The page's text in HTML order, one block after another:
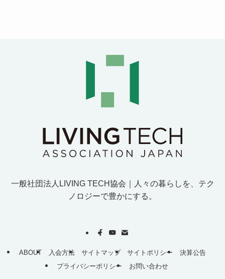
一般社団法人LIVING TECH協会｜人 々の暮ら し を テク
ノ ロ ジーで豊かにする 。
ABOUT 入会方法 サイトマップ サイトポリシー
決算公告
プライバシーポリシー
お問い合わせ